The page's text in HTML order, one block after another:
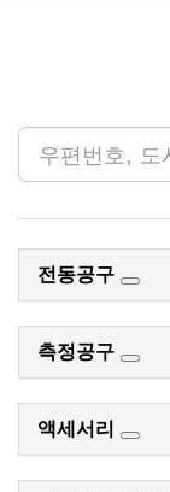
전동공구
측정공구
액세서리